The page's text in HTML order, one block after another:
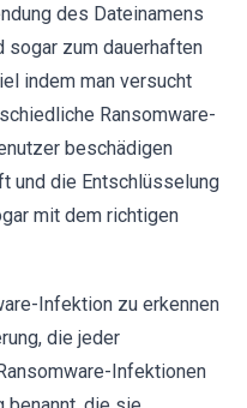
des Dateinamens
zum dauerhaften
indem man versucht
Ransomware-
beschädigen
und die Entschlüsselung
mit dem richtigen
Infektion zu erkennen
die jeder
Infektionen